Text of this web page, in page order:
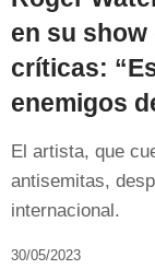
en su
críticas:
enemigos
El artista, que
antisemitas,
internacional.
30/05/2023